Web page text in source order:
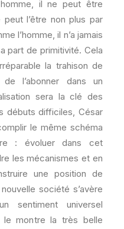
il ne peut être
l’être non plus par
l’homme, il n’a jamais
part de primitivité. Cela
la trahison de
l’abonner dans un
sera la clé des
débuts difficiles, César
le même schéma
: évoluer dans cet
les mécanismes et en
une position de
société s’avère
sentiment universel
le montre la très belle